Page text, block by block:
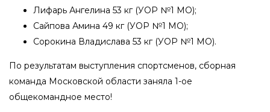
Лифарь Ангелина 53 кг (УОР №1 МО);
Сайпова Амина 49 кг (УОР №1 МО);
Сорокина Владислава 53 кг (УОР №1 МО).
По результатам выступления спортсменов, сборная
команда Московской области заняла 1-ое
общекомандное место!